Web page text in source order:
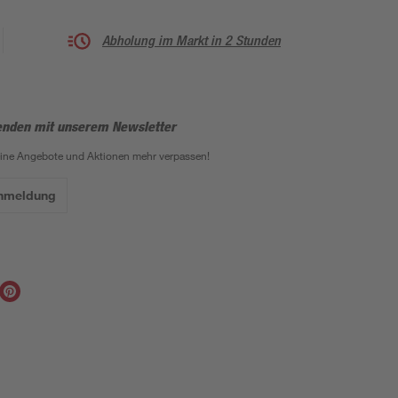
Abholung im Markt in 2 Stunden
mit unserem Newsletter
Angebote und Aktionen mehr verpassen!